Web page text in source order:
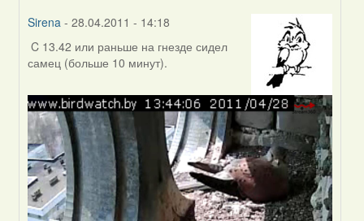
Sirena - 28.04.2011 - 14:18
In
reply
by
Зьміцер
(госць)
C 13.42 или раньше на гнезде сидел
самец (больше 10 минут).